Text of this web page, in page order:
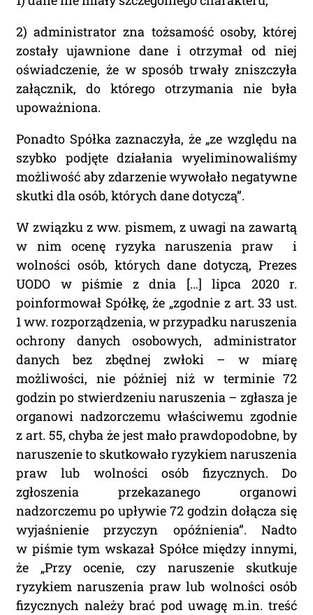
2) administrator zna tożsamość osoby, której
zostały ujawnione dane i otrzymał od niej
oświadczenie, że w sposób trwały zniszczyła
załącznik, do którego otrzymania nie była
upoważniona.
Ponadto Spółka zaznaczyła, że „ze względu na
szybko podjęte działania wyeliminowaliśmy
możliwość aby zdarzenie wywołało negatywne
skutki dla osób, których dane dotyczą”.
W związku z ww. pismem, z uwagi na zawartą
w nim ocenę ryzyka naruszenia praw i
wolności osób, których dane dotyczą, Prezes
UODO w piśmie z dnia […] lipca 2020 r.
poinformował Spółkę, że „zgodnie z art. 33 ust.
1 ww. rozporządzenia, w przypadku naruszenia
ochrony danych osobowych, administrator
danych bez zbędnej zwłoki – w miarę
możliwości, nie później niż w terminie 72
godzin po stwierdzeniu naruszenia – zgłasza je
organowi nadzorczemu właściwemu zgodnie
z art. 55, chyba że jest mało prawdopodobne, by
naruszenie to skutkowało ryzykiem naruszenia
praw lub wolności osób fizycznych. Do
zgłoszenia przekazanego organowi
nadzorczemu po upływie 72 godzin dołącza się
wyjaśnienie przyczyn opóźnienia”. Nadto
w piśmie tym wskazał Spółce między innymi,
że „Przy ocenie, czy naruszenie skutkuje
ryzykiem naruszenia praw lub wolności osób
fizycznych należy brać pod uwagę m.in. treść